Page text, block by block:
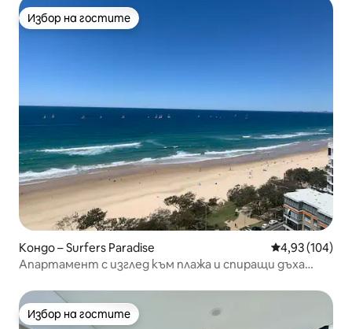
Избор на гостите
Избор на гостите
Кондо – Surfers Paradise Средна
4,93 (104)
Апартамент с изглед към плажа и спиращи дъха
Избор на гостите
Избор на гостите